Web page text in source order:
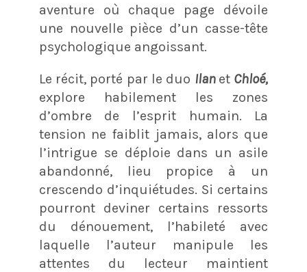
aventure où chaque page dévoile
une nouvelle pièce d’un casse-tête
psychologique angoissant.
Le récit, porté par le duo Ilan et Chloé,
explore habilement les zones
d’ombre de l’esprit humain. La
tension ne faiblit jamais, alors que
l’intrigue se déploie dans un asile
abandonné, lieu propice à un
crescendo d’inquiétudes. Si certains
pourront deviner certains ressorts
du dénouement, l’habileté avec
laquelle l’auteur manipule les
attentes du lecteur maintient